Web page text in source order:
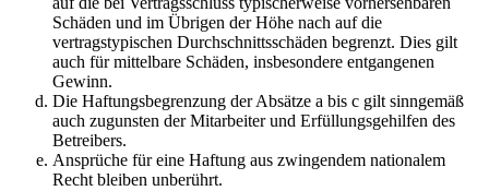
Schäden und im Übrigen der Höhe nach auf die
vertragstypischen Durchschnittsschäden begrenzt. Dies gilt
auch für mittelbare Schäden, insbesondere entgangenen
Gewinn.
Die Haftungsbegrenzung der Absätze a bis c gilt sinngemäß
auch zugunsten der Mitarbeiter und Erfüllungsgehilfen des
Betreibers.
Ansprüche für eine Haftung aus zwingendem nationalem
Recht bleiben unberührt.